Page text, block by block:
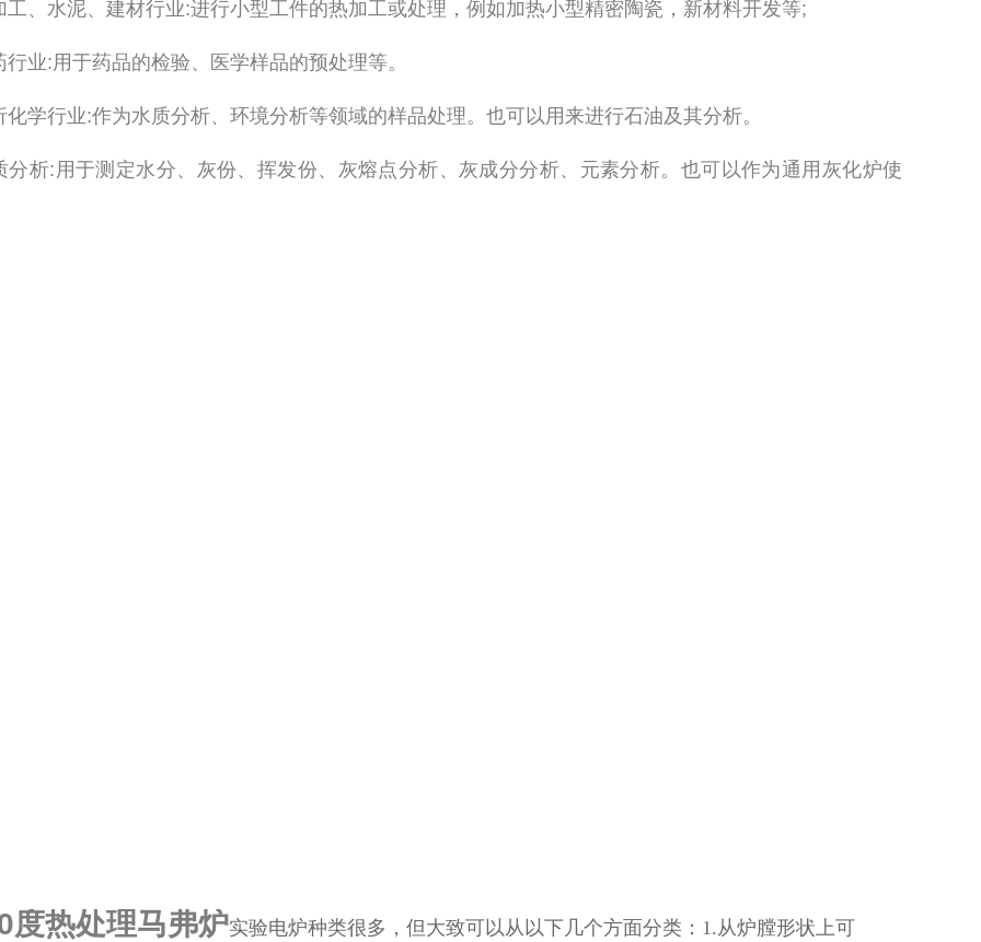
工、水泥、建材行业:进行小型工件的热加工或处理，例如加热小型精密陶瓷，新材料开发等;
行业:用于药品的检验、医学样品的预处理等。
化学行业:作为水质分析、环境分析等领域的样品处理。也可以用来进行石油及其分析。
分析:用于测定水分、灰份、挥发份、灰熔点分析、灰成分分析、元素分析。也可以作为通用灰化炉使
度热处理马弗炉实验电炉种类很多，但大致可以从以下几个方面分类：1.从炉膛形状上可